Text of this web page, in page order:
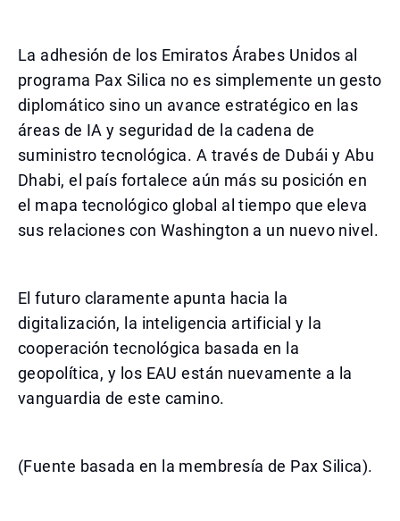
La adhesión de los Emiratos Árabes Unidos al
programa Pax Silica no es simplemente un gesto
diplomático sino un avance estratégico en las
áreas de IA y seguridad de la cadena de
suministro tecnológica. A través de Dubái y Abu
Dhabi, el país fortalece aún más su posición en
el mapa tecnológico global al tiempo que eleva
sus relaciones con Washington a un nuevo nivel.
El futuro claramente apunta hacia la
digitalización, la inteligencia artificial y la
cooperación tecnológica basada en la
geopolítica, y los EAU están nuevamente a la
vanguardia de este camino.
(Fuente basada en la membresía de Pax Silica).